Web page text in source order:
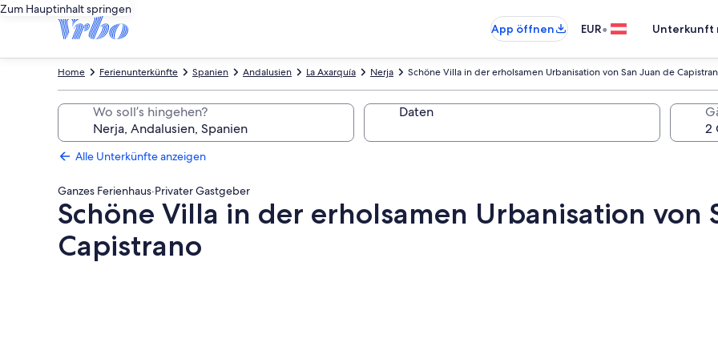
Zum Hauptinhalt springen
App öffnen
EUR• Unterkunft
Schöne Villa in der erholsamen Urbanisation von San Juan de
Nerja
La Axarquía
Andalusien
Spanien
Ferienunterkünfte
Home
Wo soll’s hingehen? Daten
Alle Unterkünfte anzeigen
Ganzes Ferienhaus·Privater Gastgeber
Schöne Villa in der erholsamen Urbanisation von
Capistrano